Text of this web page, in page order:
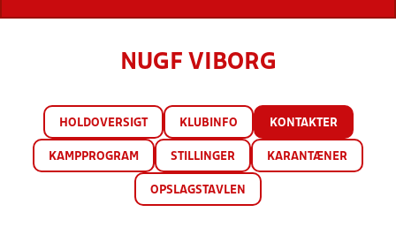
NUGF VIBORG
HOLDOVERSIGT KLUBINFO KONTAKTER
KAMPPROGRAM STILLINGER KARANTÆNER
OPSLAGSTAVLEN